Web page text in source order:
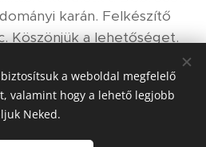
karán. Felkészítő
Köszönjük a lehetőséget.
a weboldal megfelelő
valamint hogy a lehető legjobb
Neked.